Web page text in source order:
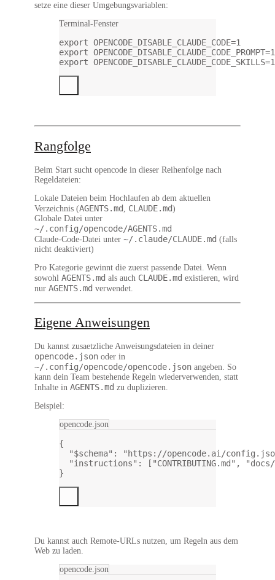
setze eine dieser Umgebungsvariablen:
Terminal-Fenster
export OPENCODE_DISABLE_CLAUDE_CODE=1
export OPENCODE_DISABLE_CLAUDE_CODE_PROMPT=1
export OPENCODE_DISABLE_CLAUDE_CODE_SKILLS=1
Rangfolge
Beim Start sucht opencode in dieser Reihenfolge nach
Regeldateien:
Lokale Dateien beim Hochlaufen ab dem aktuellen
Verzeichnis (AGENTS.md CLAUDE.md)
Globale Datei unter
~/.config/opencode/AGENTS.md
Claude-Code-Datei unter ~/.claude/CLAUDE.md (falls
nicht deaktiviert)
Pro Kategorie gewinnt die zuerst passende Datei. Wenn
sowohl AGENTS.md als auch CLAUDE.md existieren, wird
nur AGENTS.md verwendet.
Eigene Anweisungen
Du kannst zusaetzliche Anweisungsdateien in deiner
opencode.json oder in
~/.config/opencode/opencode.json angeben. So
kann dein Team bestehende Regeln wiederverwenden, statt
Inhalte in AGENTS.md zu duplizieren.
Beispiel:
opencode.json
{
"$schema" :
"https://opencode.ai/
"instructions" : [ "CONTRIBUTING.md" ,
}
Du kannst auch Remote-URLs nutzen, um Regeln aus dem
Web zu laden.
opencode.json